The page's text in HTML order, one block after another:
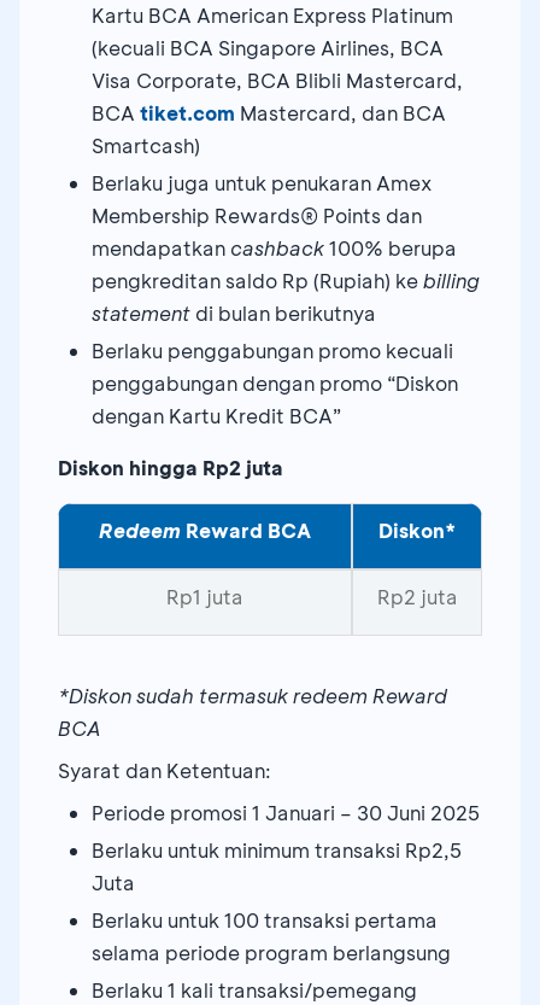
Kartu BCA American Express Platinum
(kecuali BCA Singapore Airlines, BCA
Visa Corporate, BCA Blibli Mastercard,
BCA tiket.com Mastercard, dan BCA
Smartcash)
Berlaku juga untuk penukaran Amex
Membership Rewards® Points dan
mendapatkan cashback100% berupa
pengkreditan saldo Rp (Rupiah) kebilling
statement di bulan berikutnya
Berlaku penggabungan promo kecuali
penggabungan dengan promo “Diskon
dengan Kartu Kredit BCA”
Diskon hingga Rp2 juta
Redeem Reward BCA Diskon*
Rp1 juta Rp2 juta
*Diskon sudah termasuk redeem Reward
BCA
Syarat dan Ketentuan:
Periode promosi 1 Januari – 30 Juni 2025
Berlaku untuk minimum transaksi Rp2,5
Juta
Berlaku untuk 100 transaksi pertama
selama periode program berlangsung
Berlaku 1 kali transaksi/pemegang